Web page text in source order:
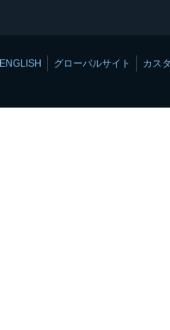
ENGLISH グローバルサイト カス